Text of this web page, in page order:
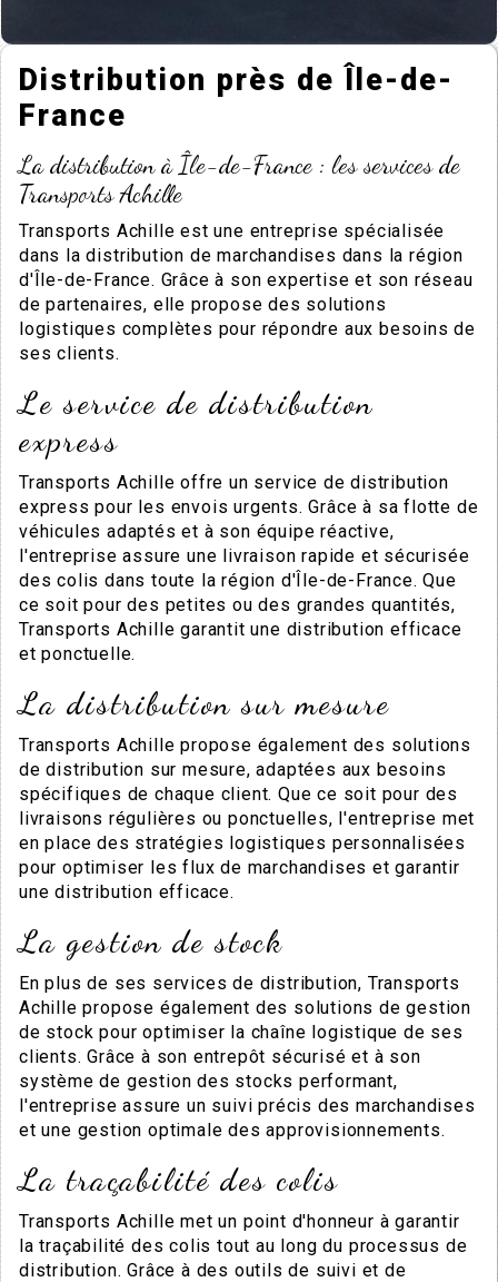
Distribution près de Île-de-
France
La distribution à Île-de-France : les services de
Transports Achille
Transports Achille est une entreprise spécialisée
dans la distribution de marchandises dans la région
d'Île-de-France. Grâce à son expertise et son réseau
de partenaires, elle propose des solutions
logistiques complètes pour répondre aux besoins de
ses clients.
Le service de distribution
express
Transports Achille offre un service de distribution
express pour les envois urgents. Grâce à sa flotte de
véhicules adaptés et à son équipe réactive,
l'entreprise assure une livraison rapide et sécurisée
des colis dans toute la région d'Île-de-France. Que
ce soit pour des petites ou des grandes quantités,
Transports Achille garantit une distribution efficace
et ponctuelle.
La distribution sur mesure
Transports Achille propose également des solutions
de distribution sur mesure, adaptées aux besoins
spécifiques de chaque client. Que ce soit pour des
livraisons régulières ou ponctuelles, l'entreprise met
en place des stratégies logistiques personnalisées
pour optimiser les flux de marchandises et garantir
une distribution efficace.
La gestion de stock
En plus de ses services de distribution, Transports
Achille propose également des solutions de gestion
de stock pour optimiser la chaîne logistique de ses
clients. Grâce à son entrepôt sécurisé et à son
système de gestion des stocks performant,
l'entreprise assure un suivi précis des marchandises
et une gestion optimale des approvisionnements.
La traçabilité des colis
Transports Achille met un point d'honneur à garantir
la traçabilité des colis tout au long du processus de
distribution. Grâce à des outils de suivi et de